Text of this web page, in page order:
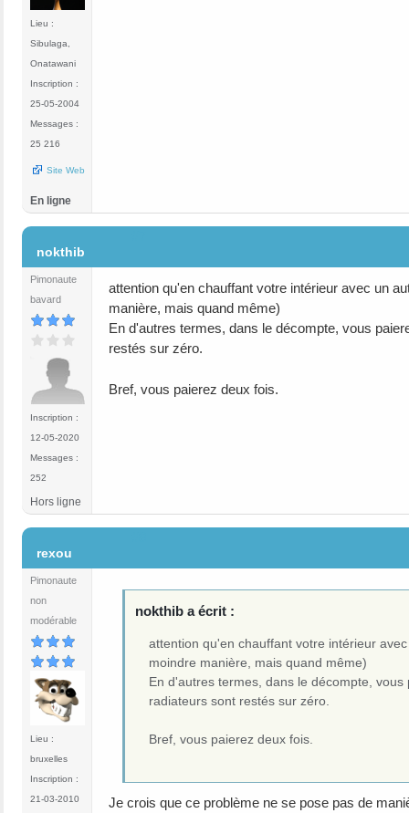
Lieu :
Sibulaga,
Onatawani
Inscription :
25-05-2004
Messages :
25 216
Site Web
En ligne
nokthib
Pimonaute
bavard
Inscription :
12-05-2020
Messages :
252
attention qu'en chauffant votre intérieur avec un
manière, mais quand même)
En d'autres termes, dans le décompte, vous
restés sur zéro.
Bref, vous paierez deux fois.
Hors ligne
rexou
Pimonaute
non
modérable
Lieu :
bruxelles
Inscription :
21-03-2010
nokthib a écrit :
attention qu'en chauffant votre intérieur
moindre manière, mais quand même)
En d'autres termes, dans le décompte,
radiateurs sont restés sur zéro.
Bref, vous paierez deux fois.
Je crois que ce problème ne se pose pas de